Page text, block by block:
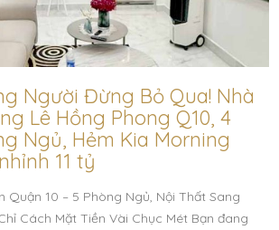
Người Đừng Bỏ Qua! Nhà
Lê Hồng Phong Q10, 4
Ngủ, Hẻm Kia Morning
11 tỷ
Quận 10 – 5 Phòng Ngủ, Nội Thất Sang
Cách Mặt Tiền Vài Chục Mét Bạn đang